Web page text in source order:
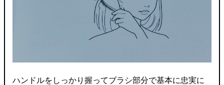
ハンドルをしっかり握ってブラシ部分で基本に忠実に